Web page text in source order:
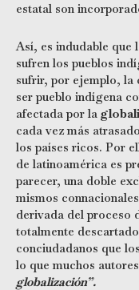
estatal son
Así, es indudable que
sufren los pueblos
sufrir, por ejemplo, la
ser pueblo indígena
afectada por la
cada vez más
los países ricos. Por
de latinoamérica es
parecer, una doble
mismos
derivada del proceso
totalmente
conciudadanos que
lo que muchos
globalización”.